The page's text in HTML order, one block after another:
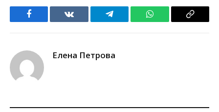
Facebook VKontakteTelegram WhatsApp Copy
Елена Петрова